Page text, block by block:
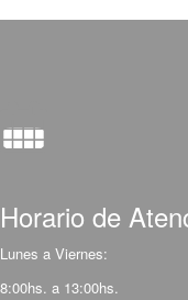
Horario de
Lunes a Viernes:
8:00hs. a 13:00hs.